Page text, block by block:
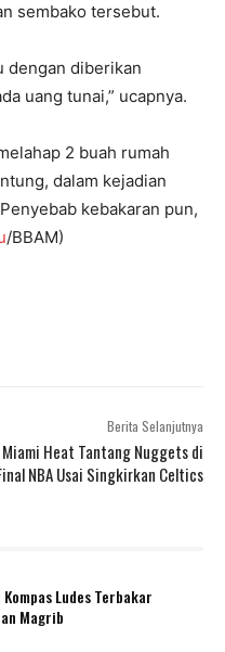
sembako tersebut.
dengan diberikan
uang tunai,” ucapnya.
2 buah rumah
dalam kejadian
Penyebab kebakaran pun,
/BBAM)
Berita Selanjutnya
Miami Heat Tantang Nuggets di
NBA Usai Singkirkan Celtics
Ludes Terbakar
Magrib